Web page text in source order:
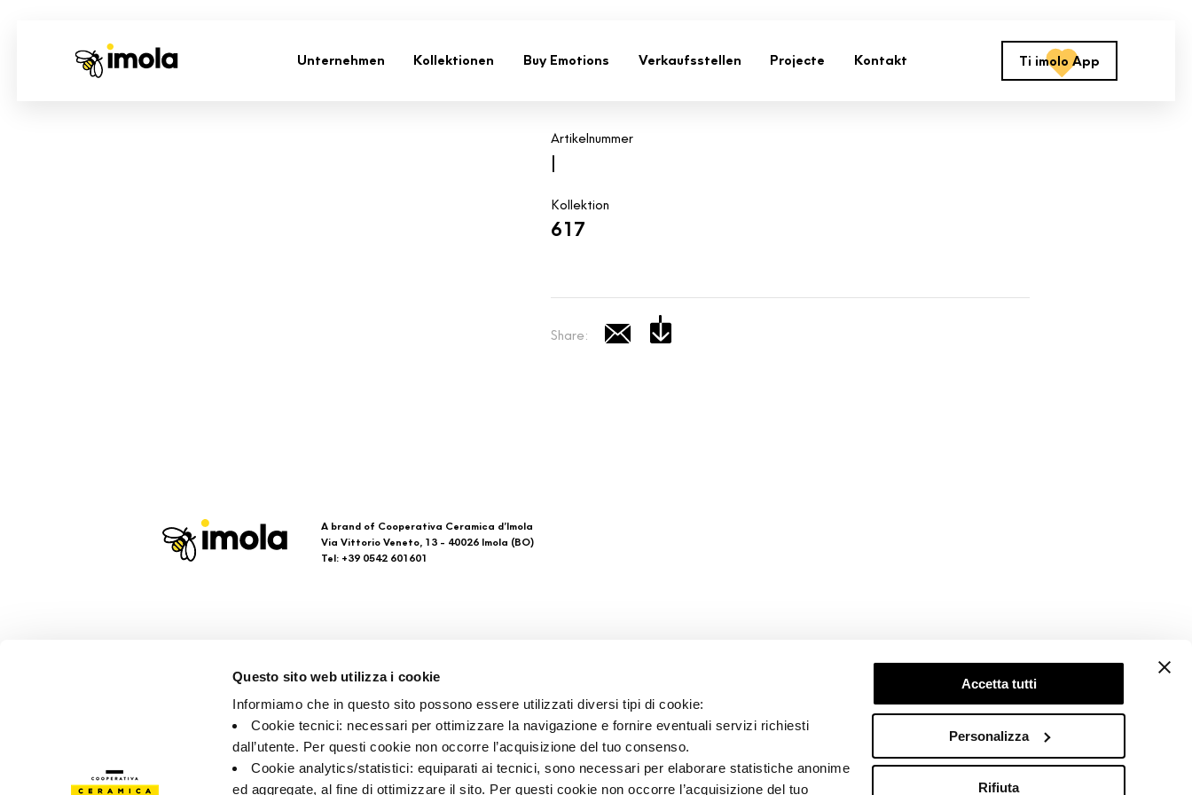
Questo sito web utilizza i cookie
Informiamo che in questo sito possono essere utilizzati diversi tipi di cookie:
Cookie tecnici: necessari per ottimizzare la navigazione e fornire eventuali servizi richiesti
dall’utente. Per questi cookie non occorre l’acquisizione del tuo consenso.
Cookie analytics/statistici: equiparati ai tecnici, sono necessari per elaborare statistiche anonime
ed aggregate, al fine di ottimizzare il sito. Per questi cookie non occorre l’acquisizione del tuo
Accetta tutti
Personalizza
Rifiuta
Unternehmen Kollektionen Buy Emotions Verkaufsstellen Projecte Kontakt Ti imolo App
Artikelnummer
|
Kollektion
617
Share:
A brand of Cooperativa Ceramica d’Imola
Via Vittorio Veneto, 13 - 40026 Imola (BO)
Tel: +39 0542 601601
Kontakt
Verkaufsstellen
Ti imolo App
Follow us